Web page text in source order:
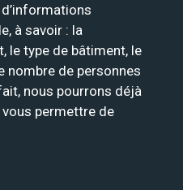
à savoir : la
le type de bâtiment, le
nombre de personnes
nous pourrons déjà
permettre de